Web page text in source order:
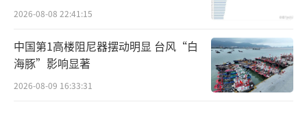
2026-08-08 22:41:15
中国第1高楼阻尼器摆动明显 台风“白
海豚”影响显著
2026-08-09 16:33:31